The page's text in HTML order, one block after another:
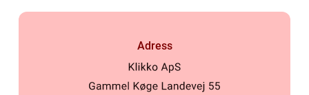
Adress